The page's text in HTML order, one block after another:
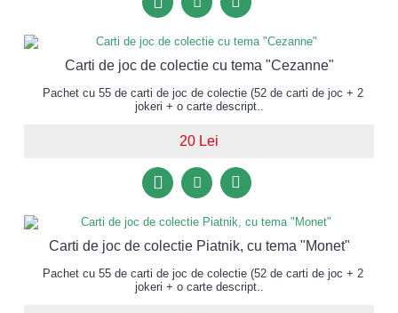
Carti de joc de colectie cu tema "Cezanne"
Pachet cu 55 de carti de joc de colectie (52 de carti de joc + 2
jokeri + o carte descript..
20 Lei
Carti de joc de colectie Piatnik, cu tema "Monet"
Pachet cu 55 de carti de joc de colectie (52 de carti de joc + 2
jokeri + o carte descript..